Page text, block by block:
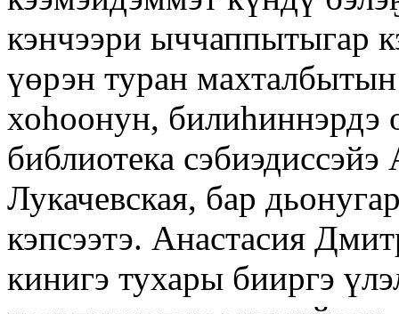
кэнчээри ыччаппытыгар
үөрэн туран
хоһоонун, билиһиннэрдэ
библиотека
Лукачевская, бар
кэпсээтэ. Анастасия
кинигэ тухары бииргэ